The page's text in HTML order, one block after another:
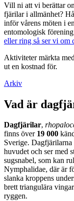
Vill ni att vi berättar
fjärilar i allmänhet?
inför vårens möten i
entomologisk
eller ring så ser vi om
Aktiviteter märkta
ut en kostnad för.
Arkiv
Vad är
Dagfjärilar,
finns över 19 000
Sverige.
huvudet och ser med
sugsnabel, som kan
Nymphalidae, där är
slanka kroppens
brett triangulära
ryggen.